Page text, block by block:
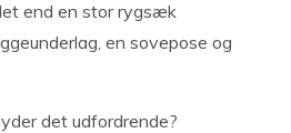
end en stor rygsæk
en sovepose og
det udfordrende?